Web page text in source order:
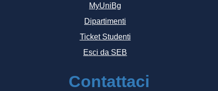
MyUniBg
Dipartimenti
Ticket Studenti
Esci da SEB
Contattaci